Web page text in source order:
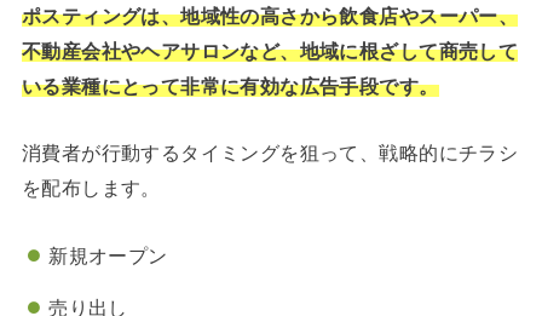
ポスティングは、地域性の高さから飲食店やスーパー、
不動産会社やヘアサロンなど、地域に根ざして商売して
いる業種にとって非常に有効な広告手段です。
消費者が行動するタイミングを狙って、戦略的にチラシ
を配布します。
新規オープン
売り出し